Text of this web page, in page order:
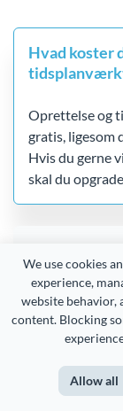
We use cookies
experience,
website behavior,
content. Blocking
Allow all
Hvad koster
Oprettelse og
gratis, ligesom
Hvis du gerne
skal du
Hvad kan